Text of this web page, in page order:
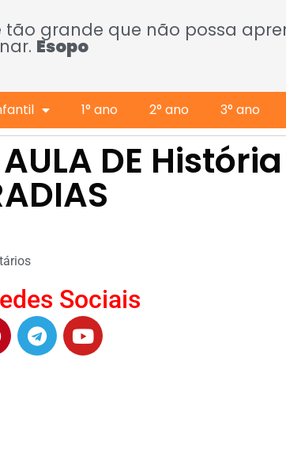
tão grande que não possa
Esopo
1° ano 2° ano 3° ano
DE História
Sociais